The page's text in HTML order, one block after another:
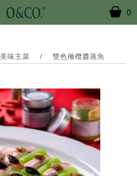
0
美味主菜 / 雙色橄欖醬蒸魚